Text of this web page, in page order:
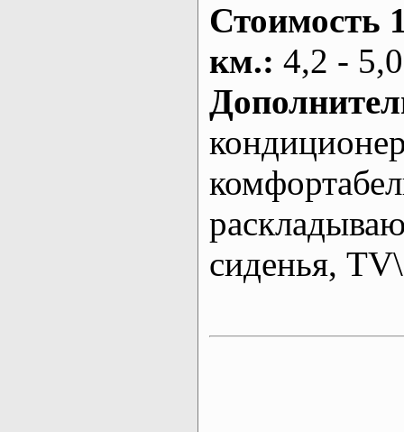
Стоимость
км.: 4,2 -
сиденья,